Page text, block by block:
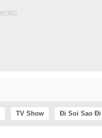
TV Show Đi Soi Sao Đi